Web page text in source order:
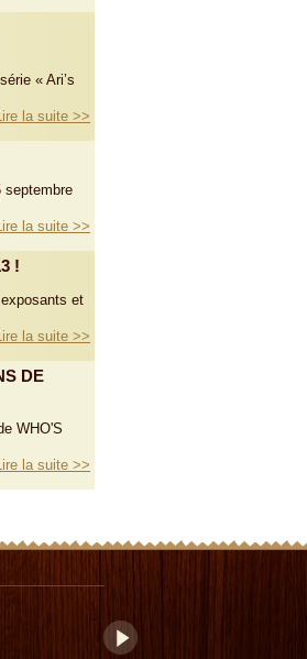
« Ari’s
la suite >>
la suite >>
!
et
la suite >>
DE
WHO'S
la suite >>
2, rue saint philippe du roule
75008 Paris
Tel: 01.45.61.05.31